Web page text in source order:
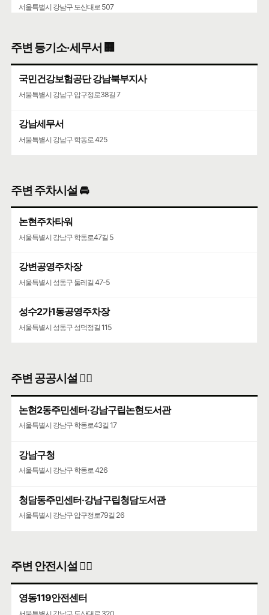
서울특별시 강남구 도산대로 507
주변 등기소·세무서 🏢
국민건강보험공단 강남북부지사
서울특별시 강남구 압구정로38길 7
강남세무서
서울특별시 강남구 학동로 425
주변 주차시설 🚘
논현주차타워
서울특별시 강남구 학동로47길 5
강변공영주차장
서울특별시 성동구 둘레길 47-5
성수2가1동공영주차장
서울특별시 성동구 성덕정길 115
주변 공공시설 👨‍✈️
논현2동주민센터·강남구립논현도서관
서울특별시 강남구 학동로43길 17
강남구청
서울특별시 강남구 학동로 426
청담동주민센터·강남구립청담도서관
서울특별시 강남구 압구정로79길 26
주변 안전시설 👮‍♀️
영동119안전센터